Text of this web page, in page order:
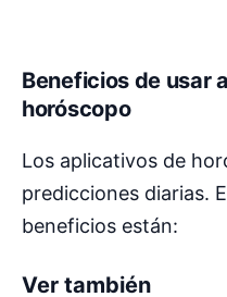
Beneficios de usar
horóscopo
Los aplicativos de
predicciones diarias.
beneficios están:
Ver también